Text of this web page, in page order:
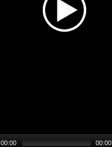
00:00 00:00